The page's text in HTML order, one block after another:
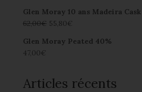
Glen Moray 10 ans Madeira
62,00€ 55,80€
Glen Moray Peated 40%
47,00€
Articles récents